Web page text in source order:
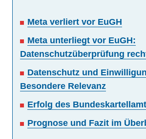
Meta verliert vor EuGH
Meta unterliegt vor EuGH:
Datenschutzüberprüfung
Datenschutz und
Besondere Relevanz
Erfolg des
Prognose und Fazit im